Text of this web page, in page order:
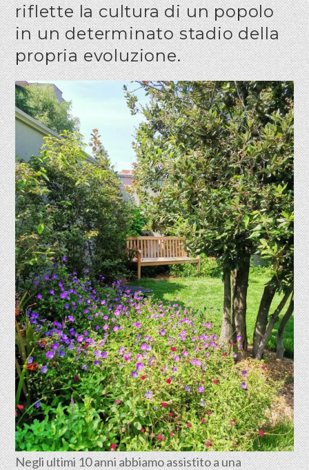
riflette la cultura di un popolo
in un determinato stadio della
propria evoluzione.
Negli ultimi 10 anni abbiamo assistito a una